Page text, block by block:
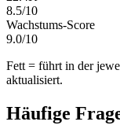
8.5/10
Wachstums-Score
9.0/10
Fett = führt in der
aktualisiert.
Häufige